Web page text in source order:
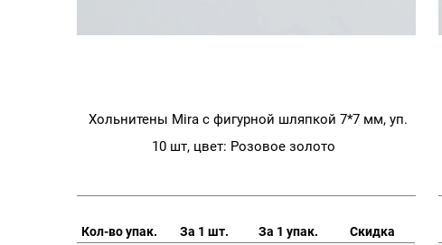
Хольнитены Mira с фигурной шляпкой 7*7 мм, уп.
10 шт, цвет: Розовое золото
Кол-во упак. За 1 шт. За 1 упак.
Скидка